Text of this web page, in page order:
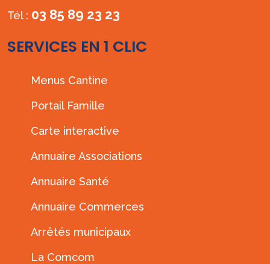
Tél : 03 85 89 23 23
SERVICES EN 1 CLIC
Menus Cantine
Portail Famille
Carte interactive
Annuaire Associations
Annuaire Santé
Annuaire Commerces
Arrêtés municipaux
La Comcom